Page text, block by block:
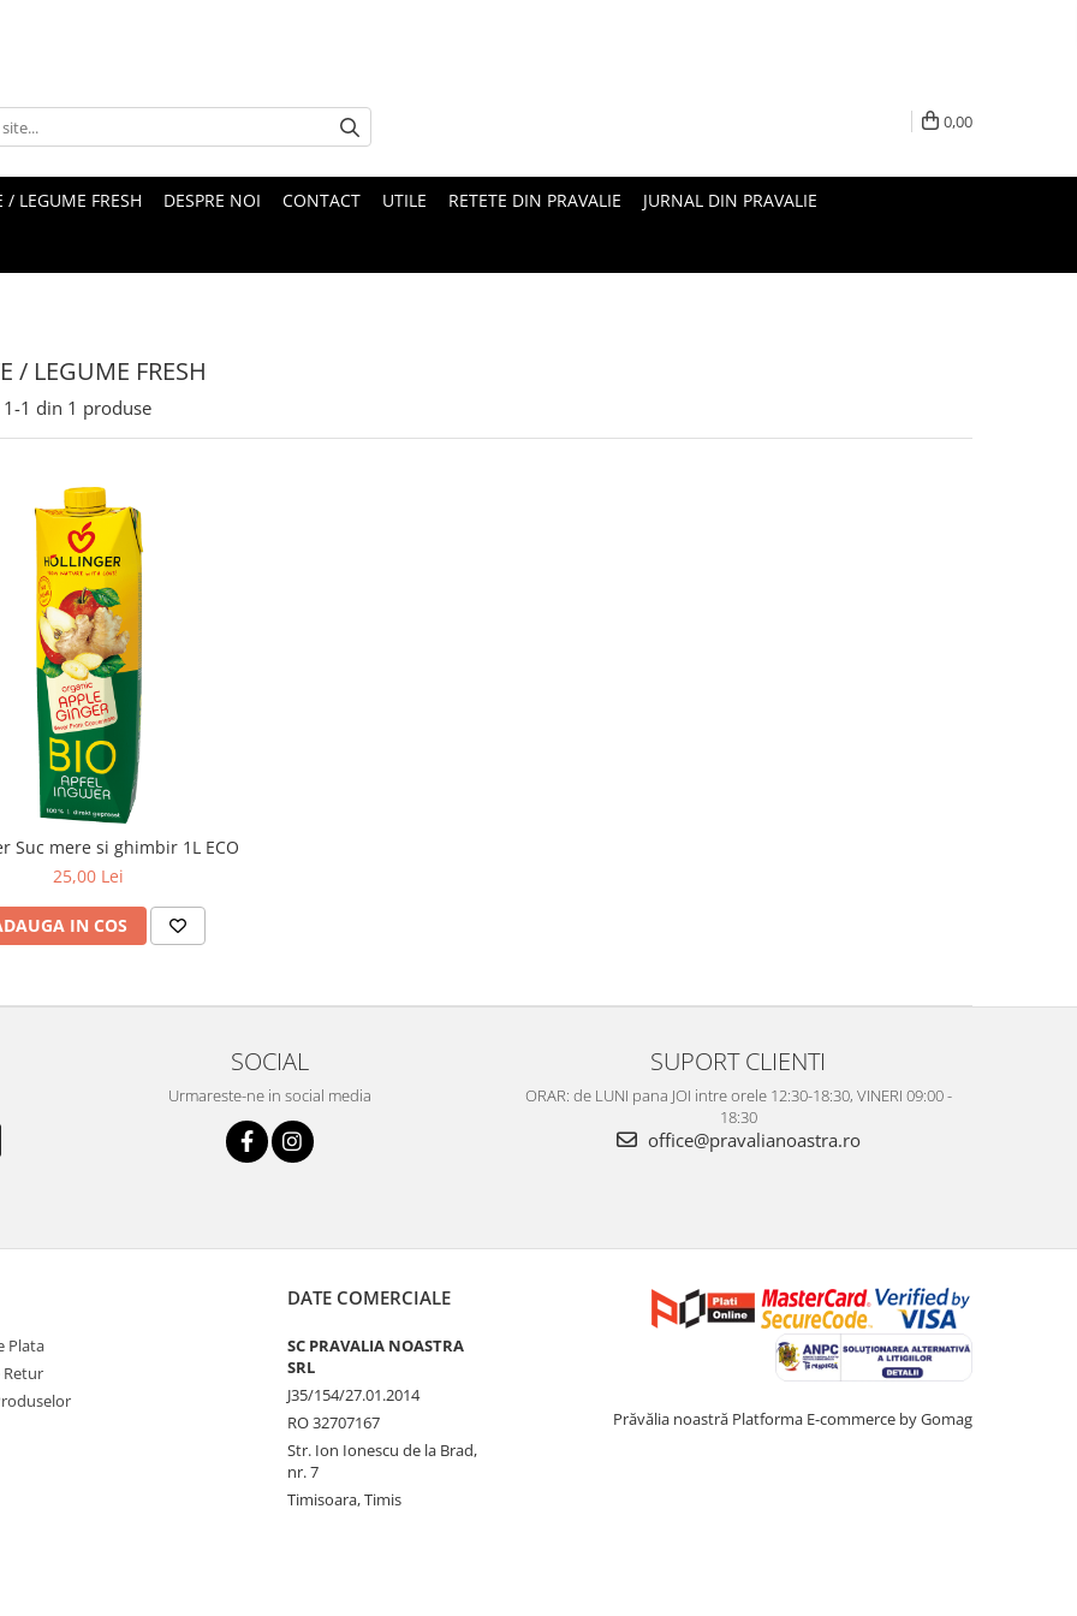
0,00
/ LEGUME FRESH DESPRE NOI CONTACT UTILE RETETE DIN PRAVALIE JURNAL DIN PRAVALIE
/ LEGUME FRESH
1-1 din 1 produse
Suc mere si ghimbir 1L ECO
25,00 Lei
IN COS
SOCIAL
Urmareste-ne in social media
SUPORT CLIENTI
ORAR: de LUNI pana JOI intre orele 12:30-18:30, VINERI 09:00 -
18:30
office@pravalianoastra.ro
Plata
Retur
DATE COMERCIALE
SC PRAVALIA NOASTRA
SRL
J35/154/27.01.2014
RO 32707167
Str. Ion Ionescu de la Brad,
nr. 7
Timisoara, Timis
Prăvălia noastră Platforma E-commerce by Gomag